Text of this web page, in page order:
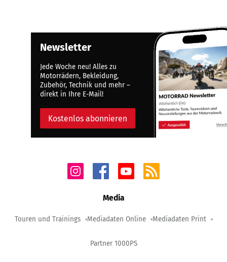
Newsletter
Jede Woche neu! Alles zu
Motorrädern, Bekleidung,
Zubehör, Technik und mehr –
direkt in Ihre E-Mail!
Kostenlos abonnieren
Media
Touren und Trainings Mediadaten Online Mediadaten Print
Partner 1000PS